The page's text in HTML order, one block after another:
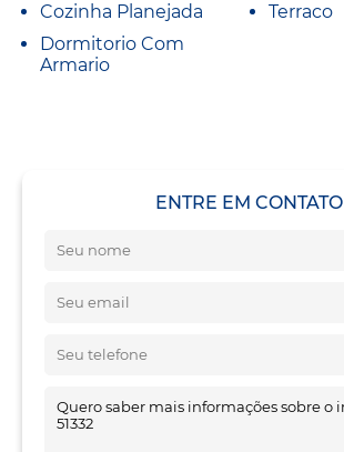
Cozinha Planejada
Dormitorio Com
Armario
Terraco
ENTRE EM CONTATO